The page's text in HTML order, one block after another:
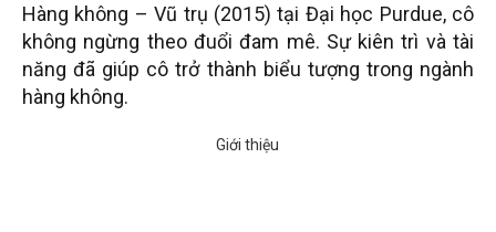
Hàng không – Vũ trụ (2015) tại Đại học Purdue, cô
không ngừng theo đuổi đam mê. Sự kiên trì và tài
năng đã giúp cô trở thành biểu tượng trong ngành
hàng không.